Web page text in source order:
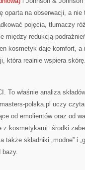
oparta na obserwacji, a
pojęcia, tłumaczy
między redukcją
kosmetyk daje komfort, a
która realnie wspiera
To właśnie analiza
polska.pl uczy
od emolientów oraz od
kosmetykami: środki
składniki „modne” i
bazy.